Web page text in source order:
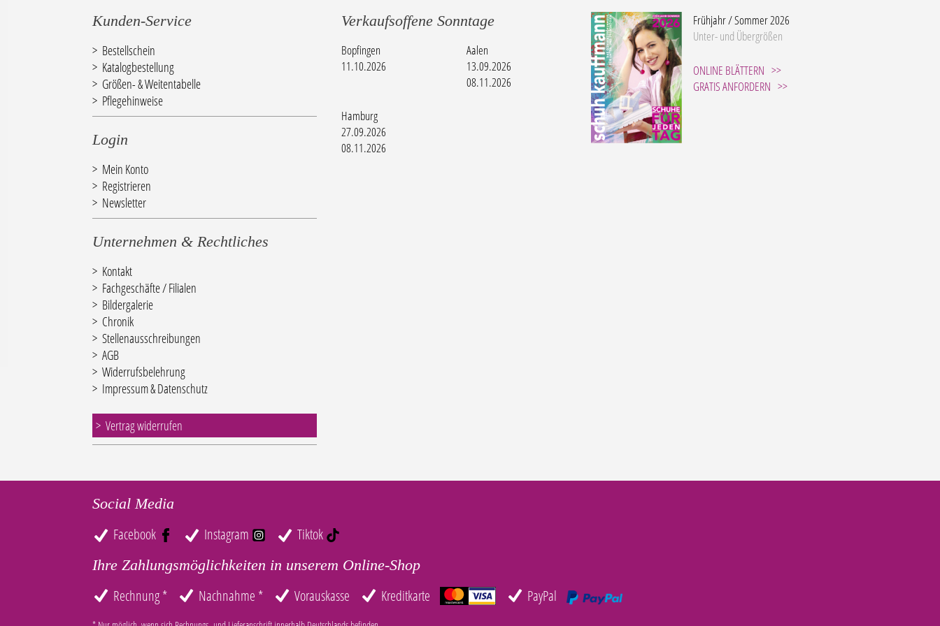
Kunden-Service
Bestellschein
Katalogbestellung
Größen- & Weitentabelle
Pflegehinweise
Login
Mein Konto
Registrieren
Newsletter
Unternehmen & Rechtliches
Kontakt
Fachgeschäfte / Filialen
Bildergalerie
Chronik
Stellenausschreibungen
AGB
Widerrufsbelehrung
Impressum & Datenschutz
Vertrag widerrufen
Verkaufsoffene Sonntage
Bopfingen
11.10.2026
Aalen
13.09.2026
08.11.2026
Hamburg
27.09.2026
08.11.2026
Frühjahr / Sommer 2026
Unter- und Übergrößen
ONLINE BLÄTTERN
GRATIS ANFORDERN
Social Media
Facebook Instagram Tiktok
Ihre Zahlungsmöglichkeiten in unserem Online-Shop
Rechnung * Nachnahme * Vorauskasse Kreditkarte PayPal